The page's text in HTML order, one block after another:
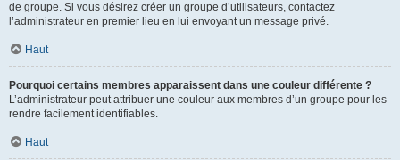
de groupe. Si vous désirez créer un groupe d’utilisateurs, contactez
l’administrateur en premier lieu en lui envoyant un message privé.
Haut
Pourquoi certains membres apparaissent dans une couleur différente ?
L’administrateur peut attribuer une couleur aux membres d’un groupe pour les
rendre facilement identifiables.
Haut